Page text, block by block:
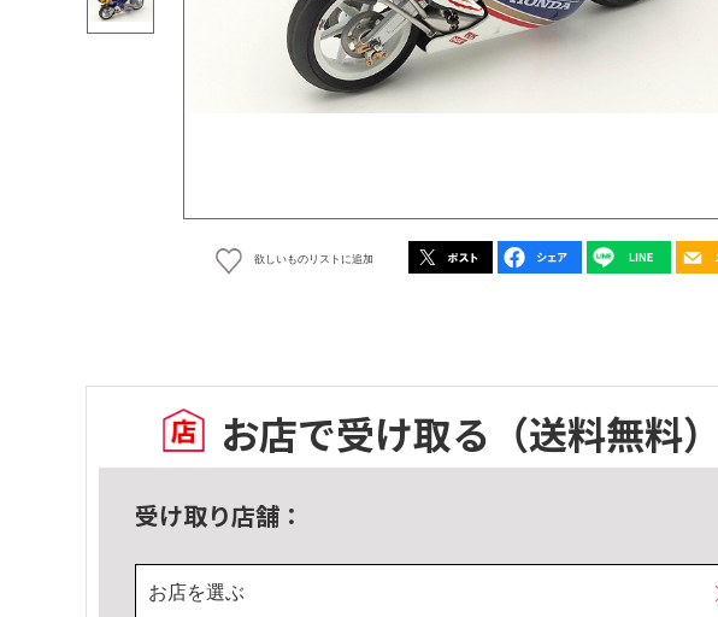
欲しいものリストに追加
お店で受け取る （送料無料）
受け取り店舗：
お店を選ぶ